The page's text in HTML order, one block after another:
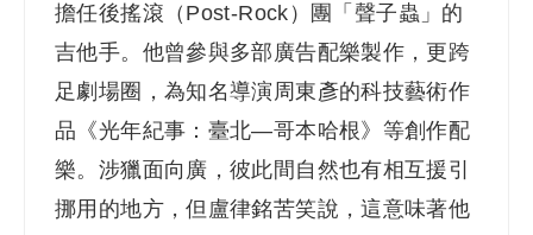
擔任後搖滾（Post-Rock）團「聲子蟲」的
吉他手。他曾參與多部廣告配樂製作，更跨
足劇場圈，為知名導演周東彥的科技藝術作
品《光年紀事：臺北—哥本哈根》等創作配
樂。涉獵面向廣，彼此間自然也有相互援引
挪用的地方，但盧律銘苦笑說，這意味著他